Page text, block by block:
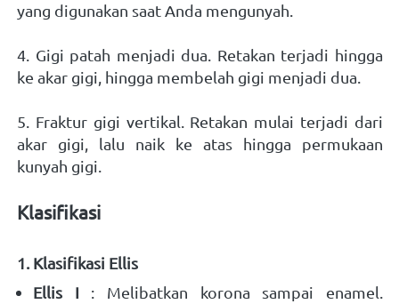
yang digunakan saat Anda mengunyah.
4. Gigi patah menjadi dua. Retakan terjadi hingga
ke akar gigi, hingga membelah gigi menjadi dua.
5. Fraktur gigi vertikal. Retakan mulai terjadi dari
akar gigi, lalu naik ke atas hingga permukaan
kunyah gigi.
Klasifikasi
1. Klasifikasi Ellis
Ellis I : Melibatkan korona sampai enamel.